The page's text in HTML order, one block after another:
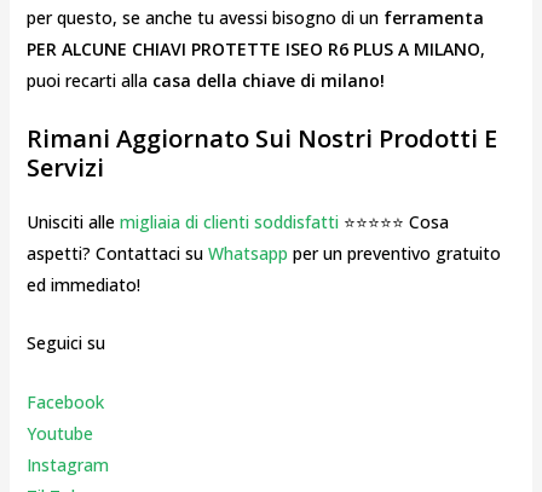
per questo, se anche tu avessi bisogno di un ferramenta
PER ALCUNE CHIAVI PROTETTE ISEO R6 PLUS A MILANO,
puoi recarti alla casa della chiave di milano!
Rimani Aggiornato Sui Nostri Prodotti E
Servizi
Unisciti alle migliaia di clienti soddisfatti⭐⭐⭐⭐⭐ Cosa
aspetti? Contattaci su Whatsapp per un preventivo gratuito
ed immediato!
Seguici su
Facebook
Youtube
Instagram